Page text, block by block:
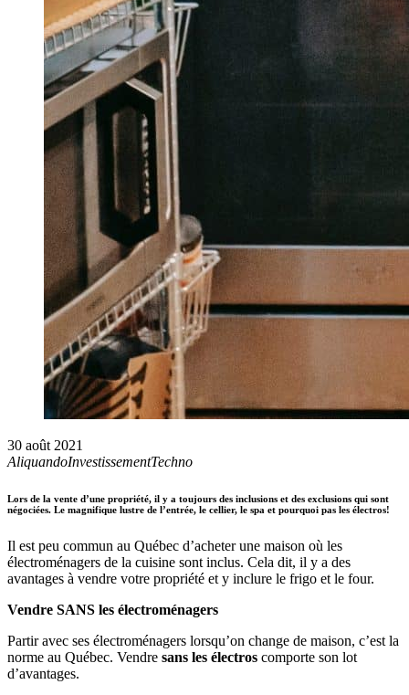
30 août 2021
AliquandoInvestissementTechno
Lors de la vente d’une propriété, il y a toujours des inclusions et des exclusions qui sont
négociées. Le magnifique lustre de l’entrée, le cellier, le spa et pourquoi pas les électros!
Il est peu commun au Québec d’acheter une maison où les
électroménagers de la cuisine sont inclus. Cela dit, il y a des
avantages à vendre votre propriété et y inclure le frigo et le four.
Vendre SANS les électroménagers
Partir avec ses électroménagers lorsqu’on change de maison, c’est la
norme au Québec. Vendre sans les électros comporte son lot
d’avantages.